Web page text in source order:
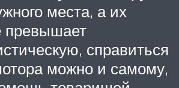
места, а их
превышает
справиться
можно и самому,